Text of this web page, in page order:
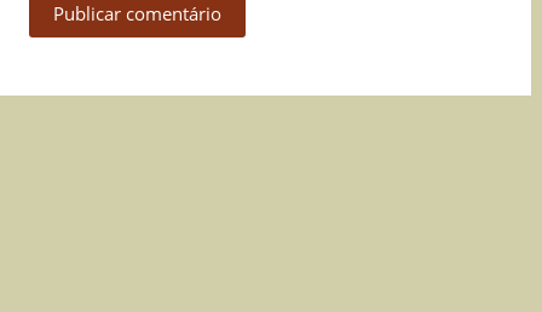
Publicar comentário